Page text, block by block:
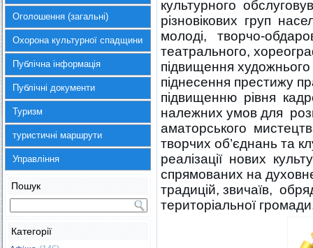
Оголошення (загальні)
Охорона культурної спадщини
Публічна інформація
Публічні документи
Туризм
туристичні маршрути
Управління
Пошук
Категорії
культурного
різновікових груп
молоді, творчо-
театрального,
підвищення
піднесення престижу
підвищенню рівня
належних умов для
аматорського
творчих об’єднань та
реалізації нових
спрямованих на
традицій, звичаїв,
територіальної